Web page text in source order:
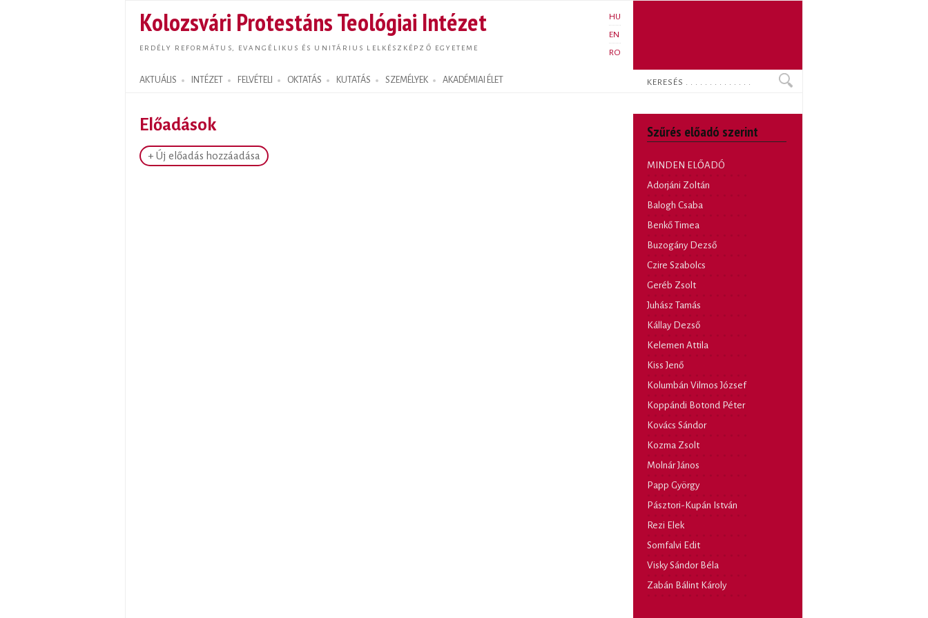
tartalomra
Kolozsvári Protestáns Teológiai Intézet
ERDÉLY REFORMÁTUS, EVANGÉLIKUS ÉS UNITÁRIUS LELKÉSZKÉPZŐ EGYETEME
HU
EN
RO
AKTUÁLIS INTÉZET FELVÉTELI OKTATÁS KUTATÁS SZEMÉLYEK AKADÉMIAI ÉLET
Search form
Keresés
Előadások
+ Új előadás hozzáadása
Szűrés előadó szerint
MINDEN ELŐADÓ
Adorjáni Zoltán
Balogh Csaba
Benkő Timea
Buzogány Dezső
Czire Szabolcs
Geréb Zsolt
Juhász Tamás
Kállay Dezső
Kelemen Attila
Kiss Jenő
Kolumbán Vilmos József
Koppándi Botond Péter
Kovács Sándor
Kozma Zsolt
Molnár János
Papp György
Pásztori-Kupán István
Rezi Elek
Somfalvi Edit
Visky Sándor Béla
Zabán Bálint Károly